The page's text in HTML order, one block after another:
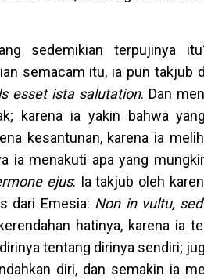
sedemikian terpujinya
semacam itu, ia pun takjub
esset ista salutation. Dan
karena ia yakin bahwa
kesantunan, karena ia
ia menakuti apa yang
ejus: Ia takjub oleh
dari Emesia: Non in vultu,
hatinya, karena ia
tentang dirinya sendiri;
diri, dan semakin ia